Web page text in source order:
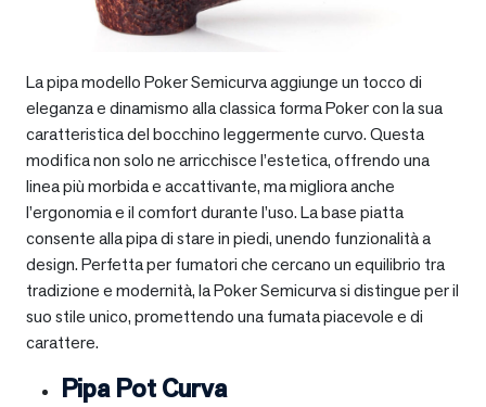
La pipa modello Poker Semicurva aggiunge un tocco di
eleganza e dinamismo alla classica forma Poker con la sua
caratteristica del bocchino leggermente curvo. Questa
modifica non solo ne arricchisce l’estetica, offrendo una
linea più morbida e accattivante, ma migliora anche
l’ergonomia e il comfort durante l’uso. La base piatta
consente alla pipa di stare in piedi, unendo funzionalità a
design. Perfetta per fumatori che cercano un equilibrio tra
tradizione e modernità, la Poker Semicurva si distingue per il
suo stile unico, promettendo una fumata piacevole e di
carattere.
Pipa Pot Curva